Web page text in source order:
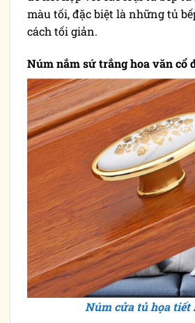
màu tối, đặc biệt là những tủ
cách tối giản.
Núm nắm sứ trắng hoa văn cổ
Núm cửa tủ họa tiết